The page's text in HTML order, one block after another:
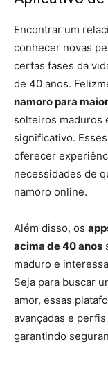
Encontrar um
conhecer novas
certas fases da
de 40 anos.
namoro para
solteiros maduros
significativo.
oferecer
necessidades de
namoro online.
Além disso, os
acima de 40 anos
maduro e
Seja para buscar
amor, essas
avançadas e
garantindo